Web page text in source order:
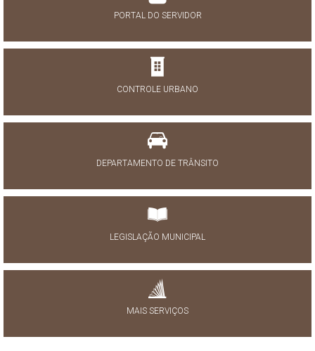
PORTAL DO SERVIDOR
CONTROLE URBANO
DEPARTAMENTO DE TRÂNSITO
LEGISLAÇÃO MUNICIPAL
MAIS SERVIÇOS